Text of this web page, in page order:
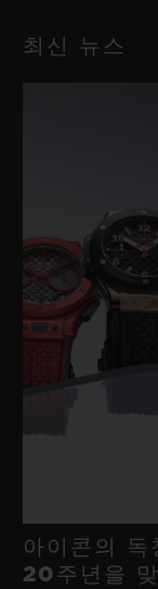
최신 뉴스
아이콘의
20주년을